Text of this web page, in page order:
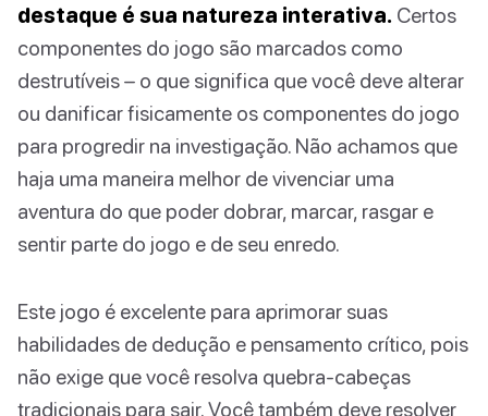
destaque é sua natureza interativa. Certos
componentes do jogo são marcados como
destrutíveis – o que significa que você deve alterar
ou danificar fisicamente os componentes do jogo
para progredir na investigação. Não achamos que
haja uma maneira melhor de vivenciar uma
aventura do que poder dobrar, marcar, rasgar e
sentir parte do jogo e de seu enredo.
Este jogo é excelente para aprimorar suas
habilidades de dedução e pensamento crítico, pois
não exige que você resolva quebra-cabeças
tradicionais para sair. Você também deve resolver